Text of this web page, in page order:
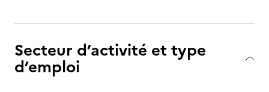
Secteur d’activité et type
d’emploi